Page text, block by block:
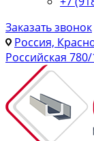
Заказать звонок
Россия,
Российская